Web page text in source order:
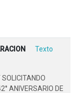
Texto
SOLICITANDO
ANIVERSARIO DE